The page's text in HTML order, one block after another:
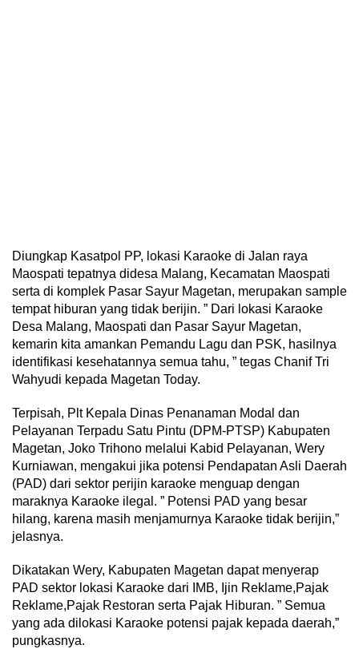
Diungkap Kasatpol PP, lokasi Karaoke di Jalan raya
Maospati tepatnya didesa Malang, Kecamatan Maospati
serta di komplek Pasar Sayur Magetan, merupakan sample
tempat hiburan yang tidak berijin. ” Dari lokasi Karaoke
Desa Malang, Maospati dan Pasar Sayur Magetan,
kemarin kita amankan Pemandu Lagu dan PSK, hasilnya
identifikasi kesehatannya semua tahu, ” tegas Chanif Tri
Wahyudi kepada Magetan Today.
Terpisah, Plt Kepala Dinas Penanaman Modal dan
Pelayanan Terpadu Satu Pintu (DPM-PTSP) Kabupaten
Magetan, Joko Trihono melalui Kabid Pelayanan, Wery
Kurniawan, mengakui jika potensi Pendapatan Asli Daerah
(PAD) dari sektor perijin karaoke menguap dengan
maraknya Karaoke ilegal. ” Potensi PAD yang besar
hilang, karena masih menjamurnya Karaoke tidak berijin,”
jelasnya.
Dikatakan Wery, Kabupaten Magetan dapat menyerap
PAD sektor lokasi Karaoke dari IMB, Ijin Reklame,Pajak
Reklame,Pajak Restoran serta Pajak Hiburan. ” Semua
yang ada dilokasi Karaoke potensi pajak kepada daerah,”
pungkasnya.